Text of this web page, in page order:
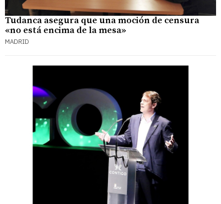
Tudanca asegura que una moción de censura
«no está encima de la mesa»
MADRID